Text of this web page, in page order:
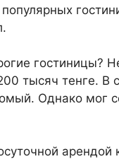
гости­ницы?
тысяч тенге. В
Однако мог